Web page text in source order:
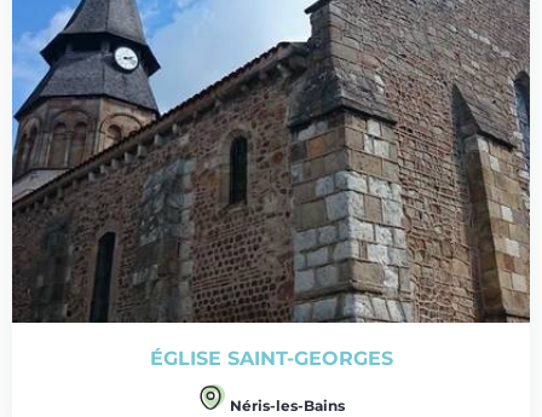
ÉGLISE SAINT-GEORGES
Néris-les-Bains